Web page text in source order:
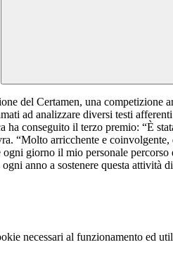
del Certamen, una
ad analizzare diversi testi
ha conseguito il terzo premio: “È
“Molto arricchente e
giorno il mio personale
anno a sostenere questa attività
necessari al funzionamento ed